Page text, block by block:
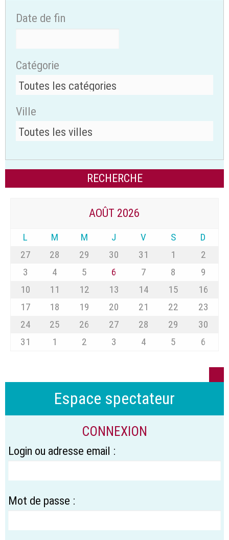
Date de fin
Catégorie
Ville
AOÛT 2026
L M M J V S
D
27
28 29 30 31 1
2
3
4 5 6 7 8
9
10
11 12 13 14 15
16
17
18 19 20 21 22
23
24
25 26 27 28 29
30
31
1 2 3 4 5 6
Espace spectateur
CONNEXION
Login ou adresse email :
Mot de passe :